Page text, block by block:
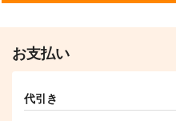
お支払い
代引き